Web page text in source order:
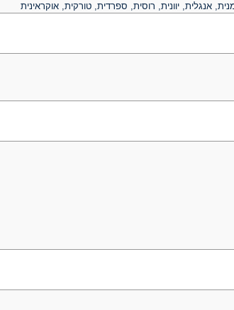
אנגלית, יוונית, רוסית, ספרדית, טורקית, אוקראינית